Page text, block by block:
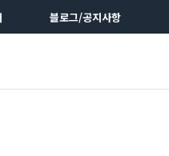
블로그/공지사항